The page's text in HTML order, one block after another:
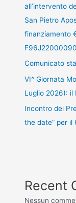
all’intervento
San Pietro
finanziamento
Comunicato
VI^ Giornata
Luglio 2026): il
Incontro dei
the date” per il
Recent
Nessun